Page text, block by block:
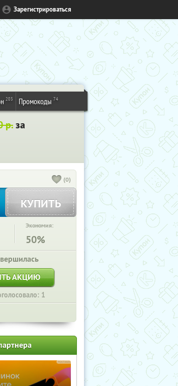
Зарегистрироваться
203 Промокоды 74
р.за
(0)
КУПИТЬ
Экономия:
50%
АКЦИЮ
1